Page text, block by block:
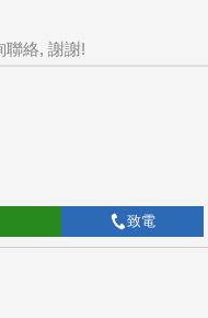
聯絡, 謝謝!
致電